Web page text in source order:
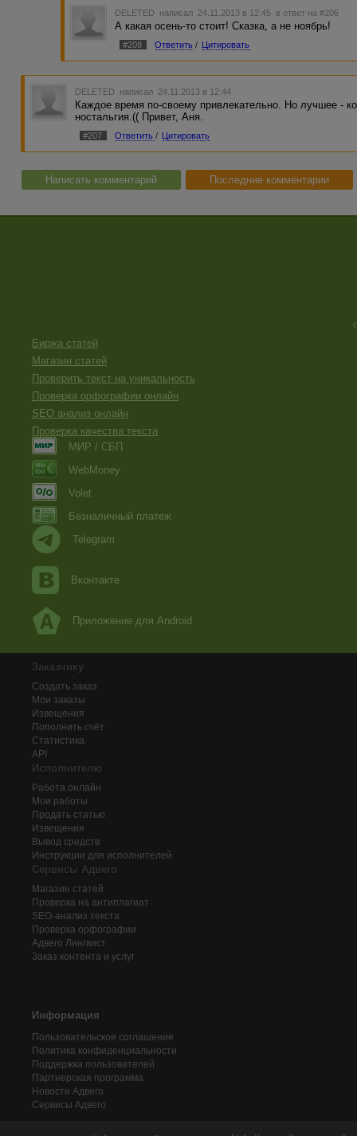
DELETED написал 24.11.2013 в 12:45 в ответ на #206
А какая осень-то стоит! Сказка, а не ноябрь!
#208 Ответить / Цитировать
DELETED написал 24.11.2013 в 12:44
Каждое время по-своему привлекательно. Но лучшее -
ностальгия.(( Привет, Аня.
#207 Ответить / Цитировать
Написать комментарий Последние комментарии
Биржа статей
Магазин статей
Проверить текст на уникальность
Проверка орфографии онлайн
SEO анализ онлайн
Проверка качества текста
МИР / СБП
WebMoney
Volet
Безналичный платеж
Telegram
Вконтакте
Приложение для Android
Заказчику
Создать заказ
Мои заказы
Извещения
Пополнить счёт
Статистика
API
Исполнителю
Работа онлайн
Мои работы
Продать статью
Извещения
Вывод средств
Инструкции для исполнителей
Сервисы Адвего
Магазин статей
Проверка на антиплагиат
SEO-анализ текста
Проверка орфографии
Адвего Лингвист
Заказ контента и услуг
Информация
Пользовательское соглашение
Политика конфиденциальности
Поддержка пользователей
Партнерская программа
Новости Адвего
Сервисы Адвего